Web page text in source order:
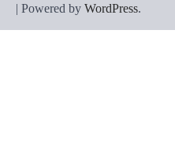
| Powered by WordPress.